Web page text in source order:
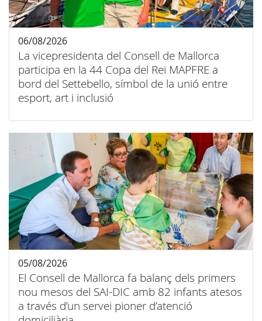
La vicepresidenta del Consell de Mallorca
participa en la 44 Copa del Rei MAPFRE a
bord del Settebello, símbol de la unió entre
esport, art i inclusió
06/08/2026
El Consell de Mallorca fa balanç dels primers
nou mesos del SAI-DIC amb 82 infants atesos
a través d’un servei pioner d’atenció
05/08/2026